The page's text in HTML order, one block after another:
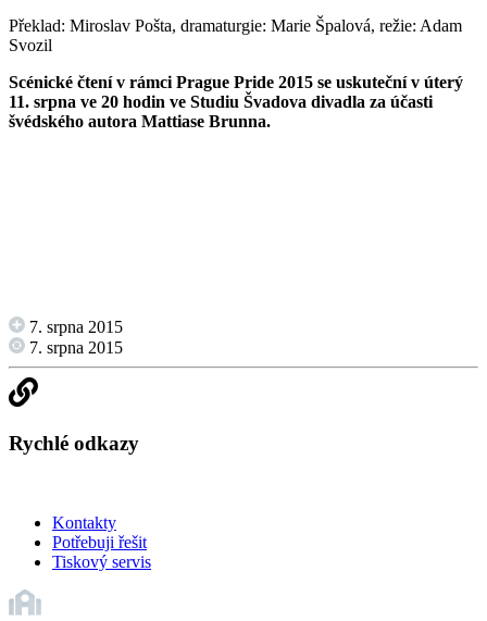
Překlad: Miroslav Pošta, dramaturgie: Marie Špalová, režie: Adam
Svozil
Scénické čtení v rámci Prague Pride 2015 se uskuteční v úterý
11. srpna ve 20 hodin ve Studiu Švadova divadla za účasti
švédského autora Mattiase Brunna.
7. srpna 2015
7. srpna 2015
Rychlé odkazy
Kontakty
Potřebuji řešit
Tiskový servis